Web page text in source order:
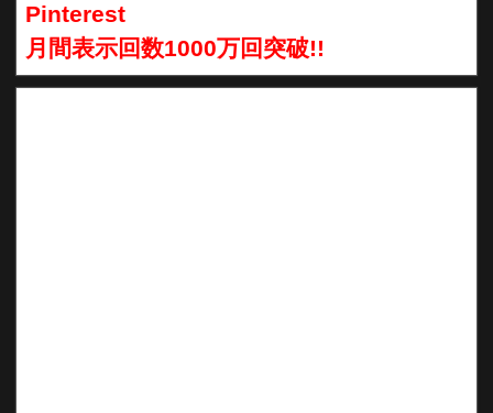
Pinterest
月間表示回数1000万回突破!!